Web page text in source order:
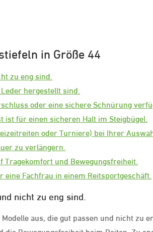
in Größe 44
zu eng sind.
hergestellt sind.
oder eine sichere Schnürung
für einen sicheren Halt im Steigbügel.
oder Turniere) bei Ihrer
zu verlängern.
Tragekomfort und Bewegungsfreiheit.
Fachfrau in einem Reitsportgeschäft.
nicht zu eng sind.
aus, die gut passen und nicht zu